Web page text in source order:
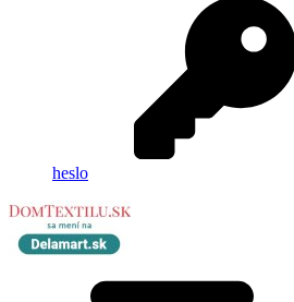
heslo